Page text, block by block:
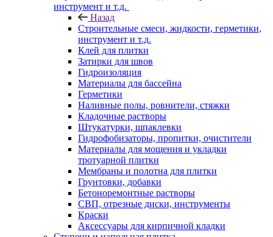
инструмент и т.д.
Назад
Строительные смеси, жидкости, герметики,
инструмент и т.д.
Клей для плитки
Затирки для швов
Гидроизоляция
Материалы для бассейна
Герметики
Наливные полы, ровнители, стяжки
Кладочные растворы
Штукатурки, шпаклевки
Гидрофобизаторы, пропитки, очистители
Материалы для мощения и укладки
тротуарной плитки
Мембраны и полотна для плитки
Грунтовки, добавки
Бетоноремонтные растворы
СВП, отрезные диски, инструменты
Краски
Аксессуары для кирпичной кладки